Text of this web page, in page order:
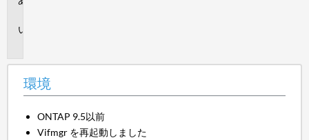
環境
ONTAP 9.5以前
Vifmgr を再起動しました